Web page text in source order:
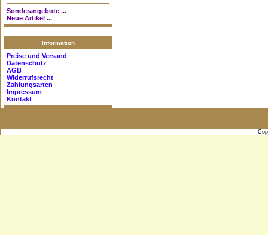
Sonderangebote ...
Neue Artikel ...
Information
Preise und Versand
Datenschutz
AGB
Widerrufsrecht
Zahlungsarten
Impressum
Kontakt